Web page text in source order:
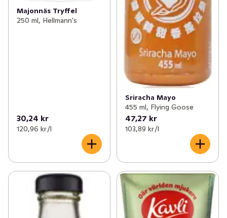
Majonnäs Tryffel
250 ml, Hellmann's
30,24 kr
120,96 kr /l
Sriracha Mayo
455 ml, Flying Goose
47,27 kr
103,89 kr /l